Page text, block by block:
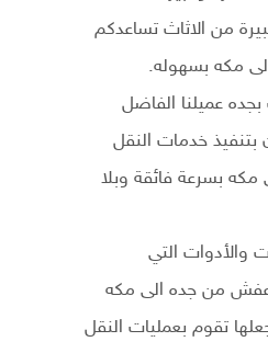
من الاثاث تساعدكم
مكه بسهوله.
عميلنا الفاضل
خدمات النقل
بسرعة فائقة وبلا
والأدوات التي
من جده الى مكه
تقوم بعمليات النقل